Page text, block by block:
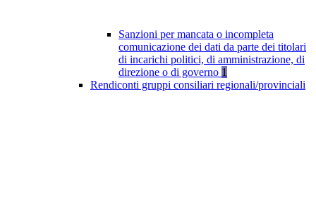
Sanzioni per mancata o incompleta
comunicazione dei dati da parte dei titolari
di incarichi politici, di amministrazione, di
direzione o di governo 1
Rendiconti gruppi consiliari regionali/provinciali